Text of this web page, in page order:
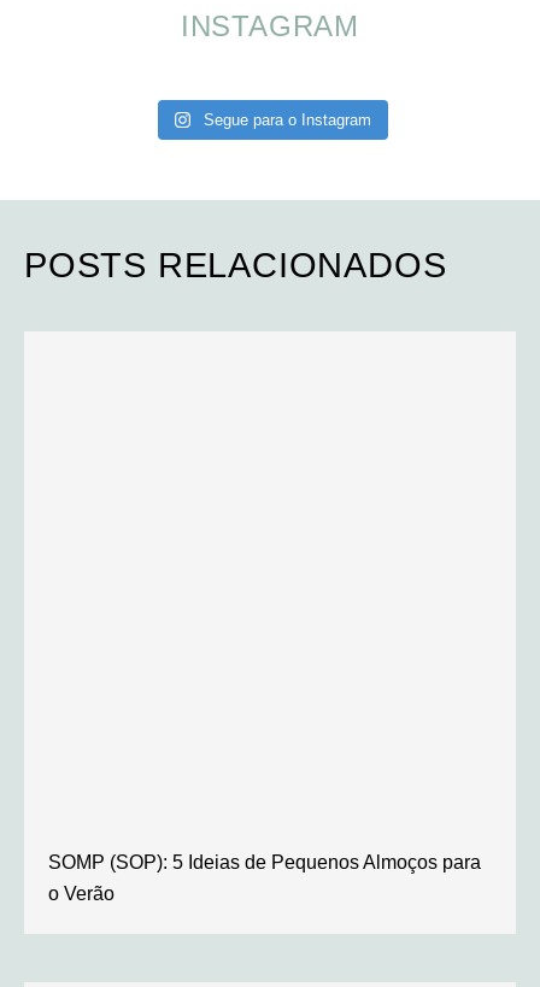
INSTAGRAM
Segue para o Instagram
POSTS RELACIONADOS
SOMP (SOP): 5 Ideias de Pequenos Almoços para
o Verão